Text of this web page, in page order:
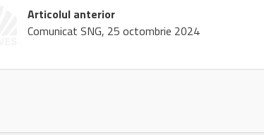
Articolul anterior
Comunicat SNG, 25 octombrie 2024